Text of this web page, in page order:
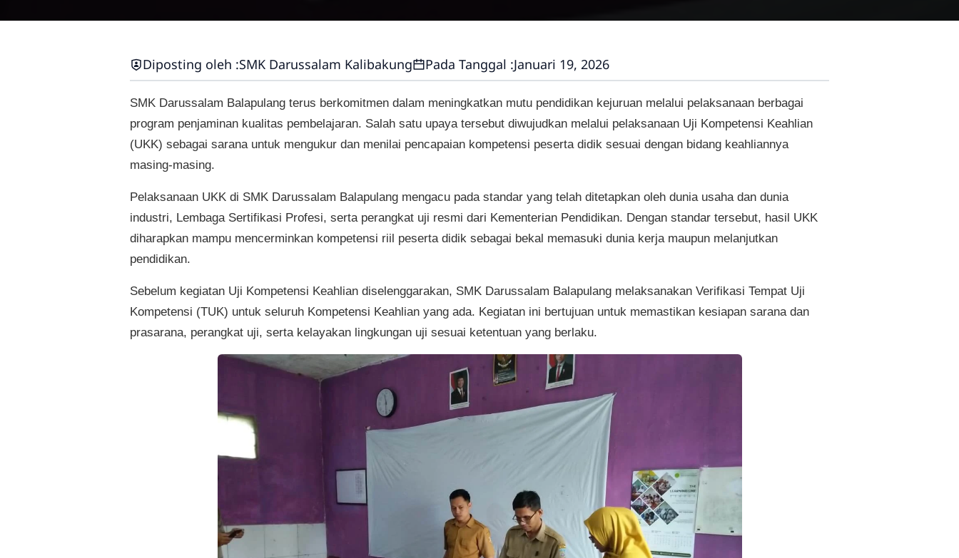
Diposting oleh :SMK Darussalam Kalibakung Pada Tanggal :Januari 19, 2026
SMK Darussalam Balapulang terus berkomitmen dalam meningkatkan mutu pendidikan kejuruan melalui pelaksanaan berbagai
program penjaminan kualitas pembelajaran. Salah satu upaya tersebut diwujudkan melalui pelaksanaan Uji Kompetensi Keahlian
(UKK) sebagai sarana untuk mengukur dan menilai pencapaian kompetensi peserta didik sesuai dengan bidang keahliannya
masing-masing.
Pelaksanaan UKK di SMK Darussalam Balapulang mengacu pada standar yang telah ditetapkan oleh dunia usaha dan dunia
industri, Lembaga Sertifikasi Profesi, serta perangkat uji resmi dari Kementerian Pendidikan. Dengan standar tersebut, hasil UKK
diharapkan mampu mencerminkan kompetensi riil peserta didik sebagai bekal memasuki dunia kerja maupun melanjutkan
pendidikan.
Sebelum kegiatan Uji Kompetensi Keahlian diselenggarakan, SMK Darussalam Balapulang melaksanakan Verifikasi Tempat Uji
Kompetensi (TUK) untuk seluruh Kompetensi Keahlian yang ada. Kegiatan ini bertujuan untuk memastikan kesiapan sarana dan
prasarana, perangkat uji, serta kelayakan lingkungan uji sesuai ketentuan yang berlaku.